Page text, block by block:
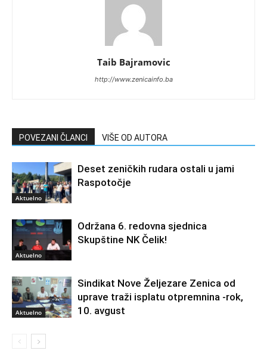
Taib Bajramovic
http://www.zenicainfo.ba
POVEZANI ČLANCI VIŠE OD AUTORA
Aktuelno
Deset zeničkih rudara ostali u jami
Raspotočje
Aktuelno
Održana 6. redovna sjednica
Skupštine NK Čelik!
Aktuelno
Sindikat Nove Željezare Zenica od
uprave traži isplatu otpremnina -rok,
10. avgust